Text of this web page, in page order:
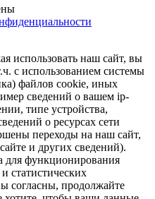
использовать наш cайт, вы
с использованием системы
файлов cookie, иных
сведений о вашем ip-
типе устройства,
о ресурсах сети
переходы на наш сайт,
и других сведений).
для функционирования
статистических
согласны, продолжайте